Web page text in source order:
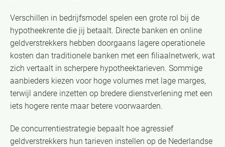
Verschillen in bedrijfsmodel spelen een grote rol bij de
hypotheekrente die jij betaalt. Directe banken en online
geldverstrekkers hebben doorgaans lagere operationele
kosten dan traditionele banken met een filiaalnetwerk, wat
zich vertaalt in scherpere hypotheektarieven. Sommige
aanbieders kiezen voor hoge volumes met lage marges,
terwijl andere inzetten op bredere dienstverlening met een
iets hogere rente maar betere voorwaarden.
De concurrentiestrategie bepaalt hoe agressief
geldverstrekkers hun tarieven instellen op de Nederlandse